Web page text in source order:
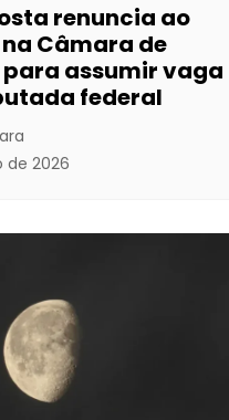
renuncia ao
Câmara de
assumir vaga
federal
de 2026